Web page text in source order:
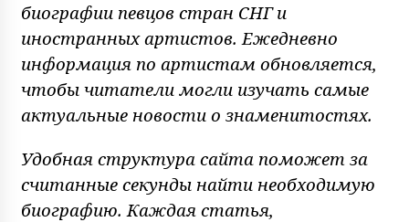
биографии певцов стран СНГ и
иностранных артистов. Ежедневно
информация по артистам обновляется,
чтобы читатели могли изучать самые
актуальные новости о знаменитостях.
Удобная структура сайта поможет за
считанные секунды найти необходимую
биографию. Каждая статья,